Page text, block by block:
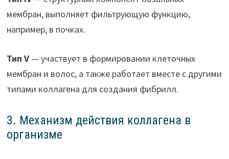
мембран, выполняет фильтрующую функцию,
например, в почках.
Тип V— участвует в формировании клеточных
мембран и волос, а также работает вместе с другими
типами коллагена для создания фибрилл.
3. Механизм действия коллагена в
организме